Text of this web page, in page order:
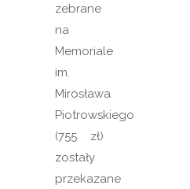
zebrane
na
Memoriale
im.
Mirosława
Piotrowskiego
(755 zł)
zostały
przekazane